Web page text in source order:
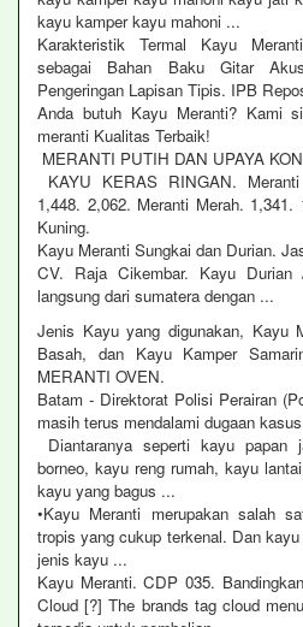
kayu kamper kayu mahoni ...
Karakteristik Termal Kayu
sebagai Bahan Baku Gitar
Pengeringan Lapisan Tipis. IPB
Anda butuh Kayu Meranti? Kami
meranti Kualitas Terbaik!
MERANTI PUTIH DAN UPAYA
KAYU KERAS RINGAN.
1,448. 2,062. Meranti Merah.
Kuning.
Kayu Meranti Sungkai dan Durian.
CV. Raja Cikembar. Kayu Durian
langsung dari sumatera dengan ...
Jenis Kayu yang digunakan, Kayu
Basah, dan Kayu Kamper
MERANTI OVEN.
Batam - Direktorat Polisi Perairan
masih terus mendalami dugaan
Diantaranya seperti kayu papan
borneo, kayu reng rumah, kayu
kayu yang bagus ...
•Kayu Meranti merupakan salah
tropis yang cukup terkenal. Dan
jenis kayu ...
Kayu Meranti. CDP 035.
Cloud [?] The brands tag cloud